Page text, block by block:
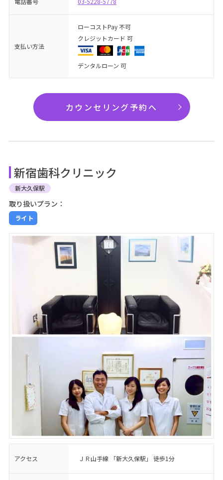
支払い方法
ローコストPay 不可
クレジットカード 可
デンタルローン 可
カウンセリング予約へ
新宿歯科クリニック
新大久保駅
取り扱いプラン：
ライト
アクセス ＪＲ山手線 「新大久保駅」 徒歩1分